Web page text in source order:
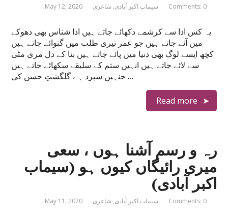
May 12, 2020 سیماب اکبر آبادی, شاعری Comments: 0
یہ کس ادا سے کرشمے دکھائے جاتے ہیں ادا شناس بھی دھوکے
میں آئے جاتے ہیں جو عمر تیری طلب میں گنوائے جاتے ہیں
کچھ ایسے لوگ بھی دنیا میں پائے جاتے ہیں بنا کے دل مری مٹی
سے لائے جاتے ہیں انہیں ستم کے سلیقے سکھائے جاتے ہیں
جنہیں سپرد ہے گلگشتِ حسن کی …
Read more
رہ و رسم آشنا ہوں ، سعی
میری رائیگاں کیوں ہو (سیماب
اکبر آبادی)
May 11, 2020 سیماب اکبر آبادی, شاعری Comments: 0